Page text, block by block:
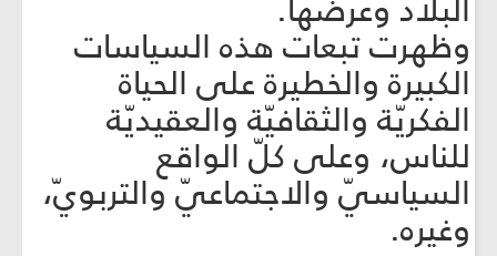
وظهرت تبعات هذه السياسات
الكبيرة والخطيرة على الحياة
الفكريّة والثقافيّة والعقيديّة
للناس، وعلى كلّ الواقع
السياسيّ والاجتماعيّ والتربويّ،
وغيره.